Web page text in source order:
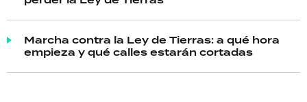
Marcha contra la Ley de Tierras: a qué hora
empieza y qué calles estarán cortadas